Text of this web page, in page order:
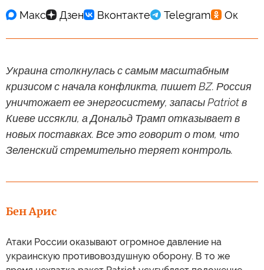
Украина столкнулась с самым масштабным
кризисом с начала конфликта, пишет BZ. Россия
уничтожает ее энергосистему, запасы Patriot в
Киеве иссякли, а Дональд Трамп отказывает в
новых поставках. Все это говорит о том, что
Зеленский стремительно теряет контроль.
Бен Арис
Атаки России оказывают огромное давление на
украинскую противовоздушную оборону. В то же